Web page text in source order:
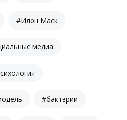
#Илон Маск
медиа
#бактерии